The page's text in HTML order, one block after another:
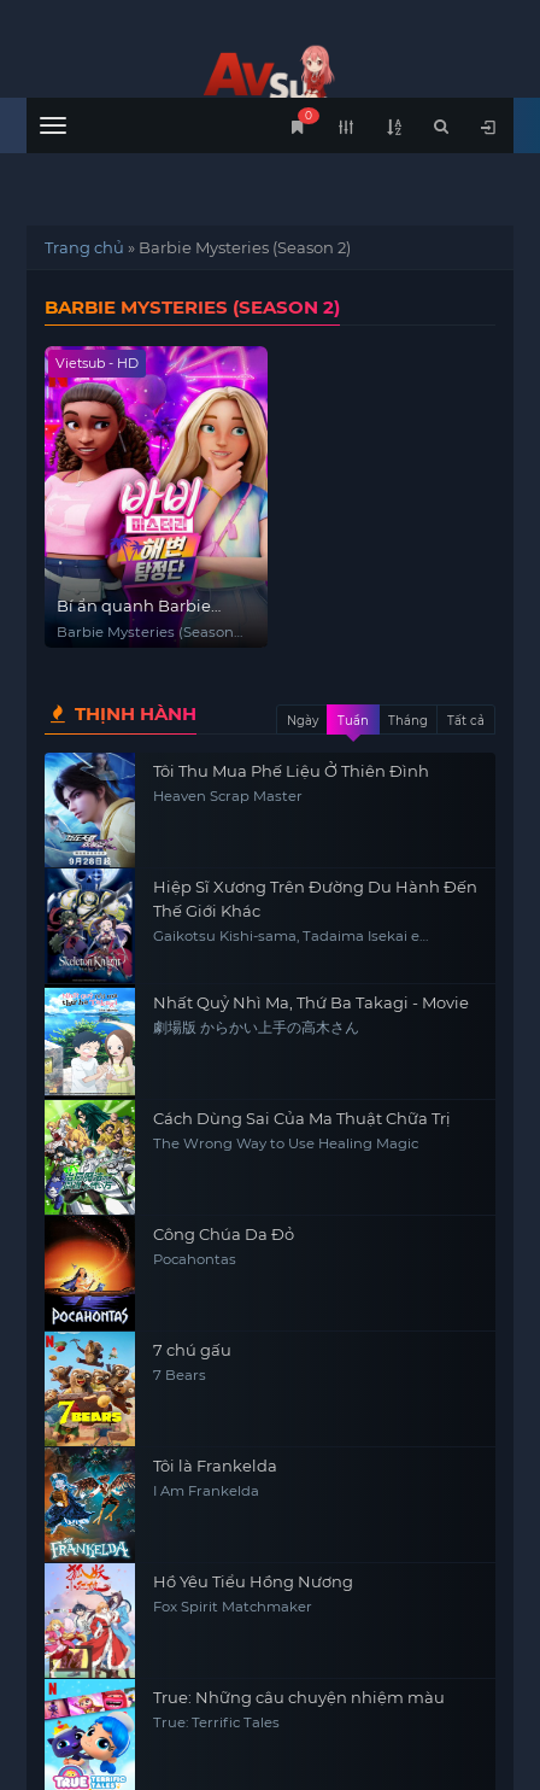
Menu
0
Trang chủ » Barbie Mysteries (Season 2)
BARBIE MYSTERIES (SEASON 2)
Vietsub - HD
Bí ẩn quanh Barbie
(Phần 2)
Barbie Mysteries (Season
THỊNH HÀNH Ngày Tuần Tháng Tất cả
Tôi Thu Mua Phế Liệu Ở Thiên Đình
Heaven Scrap Master
Hiệp Sĩ Xương Trên Đường Du Hành Đến
Thế Giới Khác
Gaikotsu Kishi-sama, Tadaima Isekai e
Nhất Quỷ Nhì Ma, Thứ Ba Takagi - Movie
劇場版 からかい上手の高木さん
Cách Dùng Sai Của Ma Thuật Chữa Trị
The Wrong Way to Use Healing Magic
Công Chúa Da Đỏ
Pocahontas
7 chú gấu
7 Bears
Tôi là Frankelda
I Am Frankelda
Hồ Yêu Tiểu Hồng Nương
Fox Spirit Matchmaker
True: Những câu chuyện nhiệm màu
True: Terrific Tales